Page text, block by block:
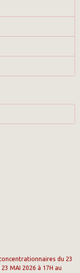
concentrationnaires du 23
MAI 2026 à 17H au